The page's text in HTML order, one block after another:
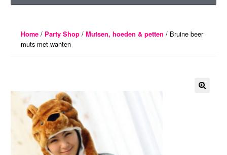
Home/ Party Shop/ Mutsen, hoeden & petten / Bruine beer
muts met wanten